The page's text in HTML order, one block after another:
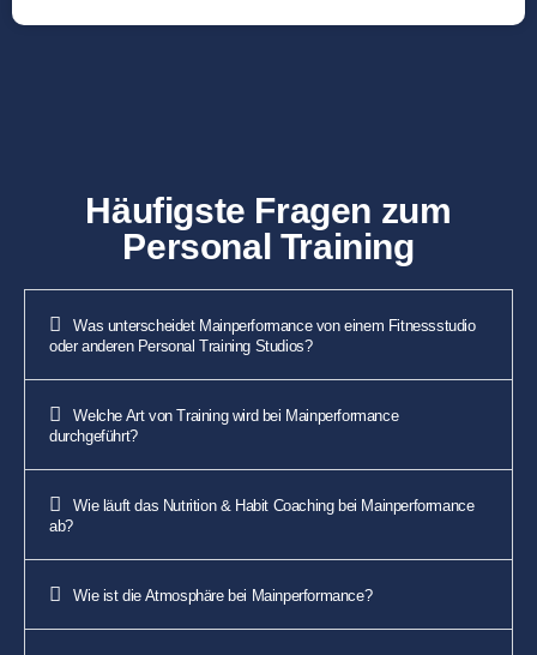
Häufigste Fragen zum
Personal Training
Was unterscheidet Mainperformance von einem Fitnessstudio
oder anderen Personal Training Studios?
Welche Art von Training wird bei Mainperformance
durchgeführt?
Wie läuft das Nutrition & Habit Coaching bei Mainperformance
ab?
Wie ist die Atmosphäre bei Mainperformance?